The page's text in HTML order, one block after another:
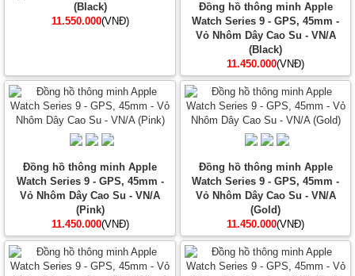
(Black)
11.550.000(VNĐ)
Đồng hồ thông minh Apple
Watch Series 9 - GPS, 45mm -
Vỏ Nhôm Dây Cao Su - VN/A
(Black)
11.450.000(VNĐ)
Đồng hồ thông minh Apple
Watch Series 9 - GPS, 45mm -
Vỏ Nhôm Dây Cao Su - VN/A
(Pink)
11.450.000(VNĐ)
Đồng hồ thông minh Apple
Watch Series 9 - GPS, 45mm -
Vỏ Nhôm Dây Cao Su - VN/A
(Gold)
11.450.000(VNĐ)